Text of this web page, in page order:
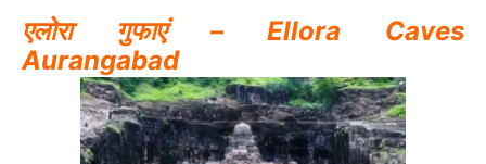
एलोरा गुफाएं – Ellora Caves
Aurangabad